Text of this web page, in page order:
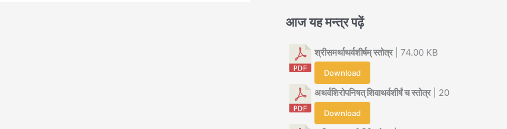
आज यह मन्त्र पढ़ें
श्रीसमर्थाथर्वशीर्षम् स्तोत्र| 74.00 KB
Download
अथर्वशिरोपनिषत् शिवाथर्वशीर्षं च स्तोत्र| 20
Download